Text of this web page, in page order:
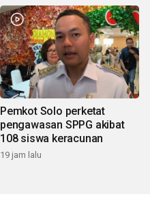
Pemkot Solo perketat
pengawasan SPPG akibat
108 siswa keracunan
19 jam lalu